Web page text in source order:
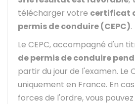
télécharger votre certificat
permis de conduire (CEPC).
Le CEPC, accompagné d'un
de permis de conduire
partir du jour de l'examen. Le
uniquement en France. En
forces de l'ordre, vous